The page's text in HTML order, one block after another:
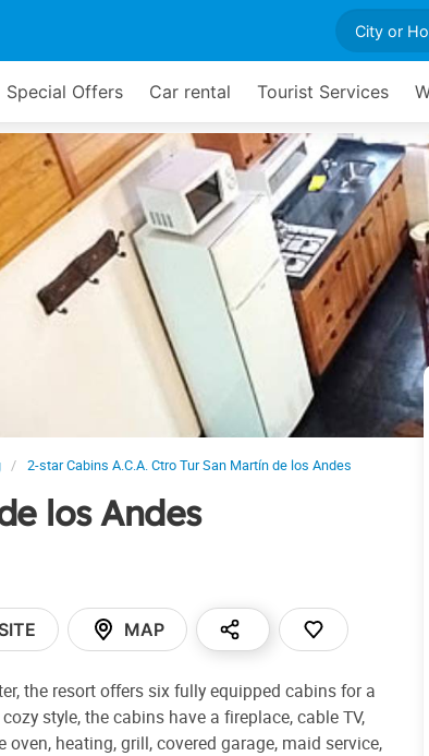
Special Offers Car rental Tourist Services
2-star Cabins A.C.A. Ctro Tur San Martín de los Andes
los Andes
MAP
the resort offers six fully equipped cabins for a
style, the cabins have a fireplace, cable TV,
heating, grill, covered garage, maid service,